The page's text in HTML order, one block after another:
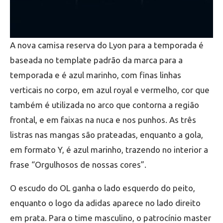
A nova camisa reserva do Lyon para a temporada é
baseada no template padrão da marca para a
temporada e é azul marinho, com finas linhas
verticais no corpo, em azul royal e vermelho, cor que
também é utilizada no arco que contorna a região
frontal, e em faixas na nuca e nos punhos. As três
listras nas mangas são prateadas, enquanto a gola,
em formato Y, é azul marinho, trazendo no interior a
frase “Orgulhosos de nossas cores”.
O escudo do OL ganha o lado esquerdo do peito,
enquanto o logo da adidas aparece no lado direito
em prata. Para o time masculino, o patrocínio master